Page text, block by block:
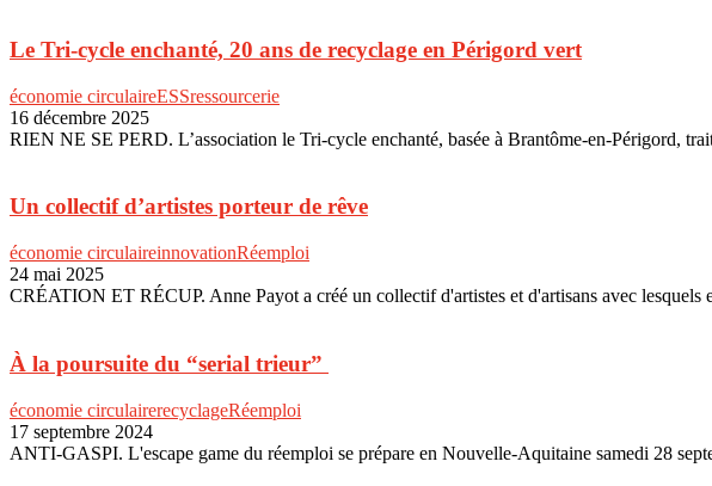
Le Tri-cycle enchanté, 20 ans de recyclage en Périgord vert
économie circulaireESSressourcerie
16 décembre 2025
RIEN NE SE PERD. L’association le Tri-cycle enchanté, basée à Brantôme-en-Périgord,
Un collectif d’artistes porteur de rêve
économie circulaireinnovationRéemploi
24 mai 2025
CRÉATION ET RÉCUP. Anne Payot a créé un collectif d'artistes et d'artisans avec
À la poursuite du “serial trieur”
économie circulairerecyclageRéemploi
17 septembre 2024
ANTI-GASPI. L'escape game du réemploi se prépare en Nouvelle-Aquitaine samedi 28